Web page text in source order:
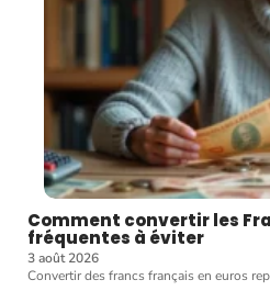
Comment convertir les
fréquentes à éviter
3 août 2026
Convertir des francs français en euros